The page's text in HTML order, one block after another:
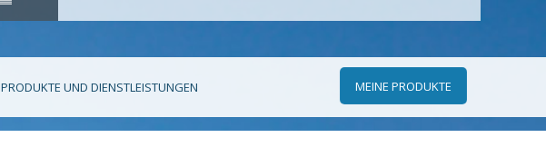
PRODUKTE UND DIENSTLEISTUNGEN MEINE PRODUKTE